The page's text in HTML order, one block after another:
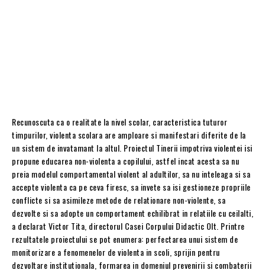
Recunoscuta ca o realitate la nivel scolar, caracteristica tuturor
timpurilor, violenta scolara are amploare si manifestari diferite de la
un sistem de invatamant la altul. Proiectul Tinerii impotriva violentei isi
propune educarea non-violenta a copilului, astfel incat acesta sa nu
preia modelul comportamental violent al adultilor, sa nu inteleaga si sa
accepte violenta ca pe ceva firesc, sa invete sa isi gestioneze propriile
conflicte si sa asimileze metode de relationare non-violente, sa
dezvolte si sa adopte un comportament echilibrat in relatiile cu ceilalti,
a declarat Victor Tita, directorul Casei Corpului Didactic Olt. Printre
rezultatele proiectului se pot enumera: perfectarea unui sistem de
monitorizare a fenomenelor de violenta in scoli, sprijin pentru
dezvoltare institutionala, formarea in domeniul prevenirii si combaterii